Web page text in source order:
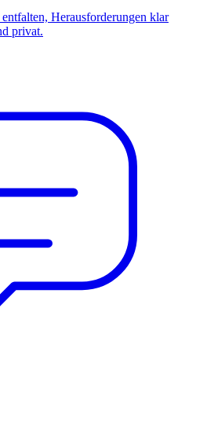
Herausforderungen klar
privat.